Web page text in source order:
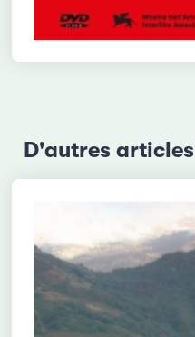
D'autres articles